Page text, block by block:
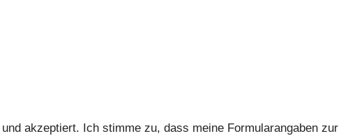
akzeptiert. Ich stimme zu, dass meine Formularangaben zur